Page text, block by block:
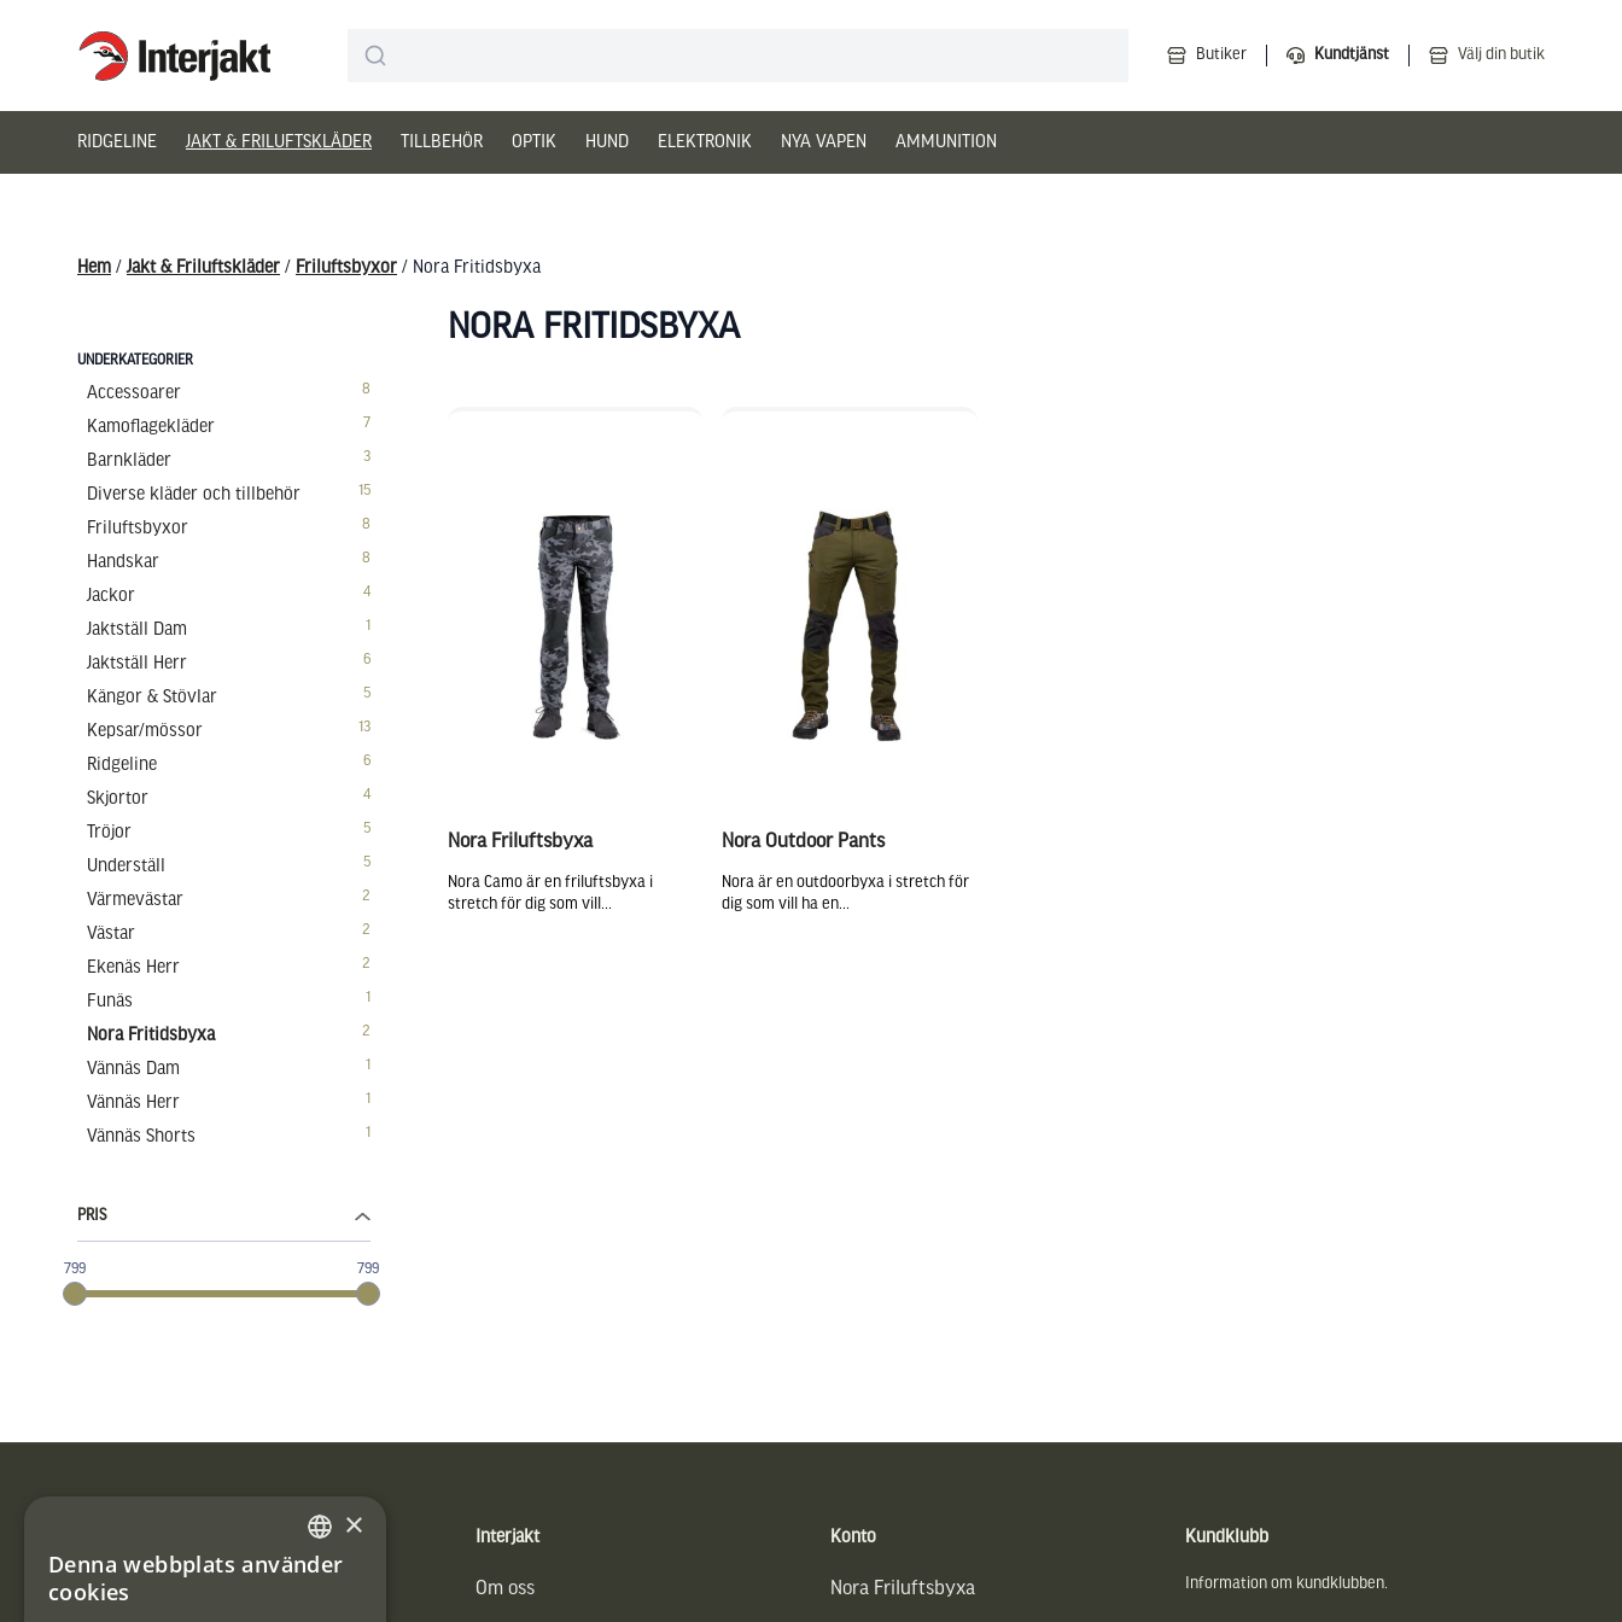
Interjakt SE Butiker Kundtjänst Välj din butik
RIDGELINE JAKT & FRILUFTSKLÄDER TILLBEHÖR OPTIK HUND ELEKTRONIK NYA VAPEN AMMUNITION
Hem /Jakt & Friluftskläder / Friluftsbyxor / Nora Fritidsbyxa
UNDERKATEGORIER
Accessoarer 8
Kamoflagekläder 7
Barnkläder 3
Diverse kläder och tillbehör 15
Friluftsbyxor 8
Handskar 8
Jackor 4
Jaktställ Dam 1
Jaktställ Herr 6
Kängor & Stövlar 5
Kepsar/mössor 13
Ridgeline 6
Skjortor 4
Tröjor 5
Underställ 5
Värmevästar 2
Västar 2
Ekenäs Herr 2
Funäs 1
Nora Fritidsbyxa 2
Vännäs Dam 1
Vännäs Herr 1
Vännäs Shorts 1
PRIS
799 799
NORA FRITIDSBYXA
Nora Friluftsbyxa
Nora Camo är en friluftsbyxa i
stretch för dig som vill...
Nora Outdoor Pants
Nora är en outdoorbyxa i stretch för
dig som vill ha en...
Vännäs Friluftbyxa
Interjakt
Om oss
Konto
Nora Friluftsbyxa
Kundklubb
Information om kundklubben.
SWEDISH
×
Denna webbplats använder
cookies